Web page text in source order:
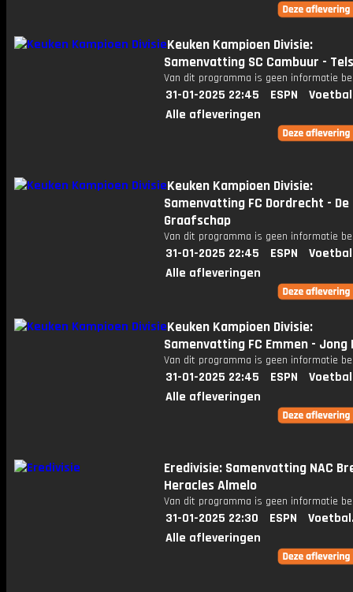
Keuken Kampioen Divisie:
Samenvatting SC Cambuur -
Van dit programma is geen informatie
31-01-2025 22:45 ESPN
Alle afleveringen
Keuken Kampioen Divisie:
Samenvatting FC Dordrecht - De
Graafschap
Van dit programma is geen informatie
31-01-2025 22:45 ESPN
Alle afleveringen
Keuken Kampioen Divisie:
Samenvatting FC Emmen - Jong
Van dit programma is geen informatie
31-01-2025 22:45 ESPN
Alle afleveringen
Eredivisie: Samenvatting NAC
Heracles Almelo
Van dit programma is geen informatie
31-01-2025 22:30 ESPN
Alle afleveringen